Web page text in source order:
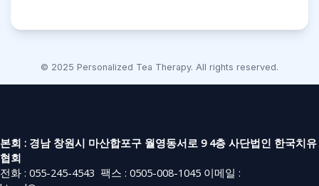
© 2025 Personalized Tea Therapy. All rights reserved.
본회 : 경남 창원시 마산합포구 월영동서로 9 4층 사단법인 한국치유
협회
전화 : 055-245-4543 팩스 : 0505-008-1045 이메일 :